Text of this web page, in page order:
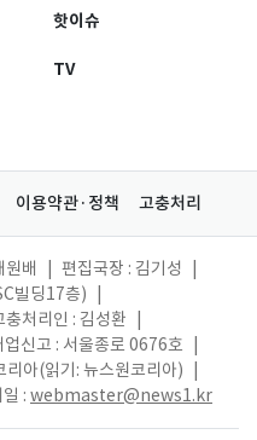
핫이슈
TV
이용약관·정책 고충처리
원배 편집국장 : 김기성
빌딩17층)
충처리인 : 김성환
업신고 : 서울종로 0676호
리아(읽기: 뉴스원코리아)
: webmaster@news1.kr